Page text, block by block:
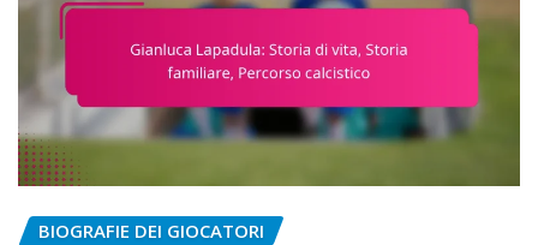
BIOGRAFIE DEI GIOCATORI